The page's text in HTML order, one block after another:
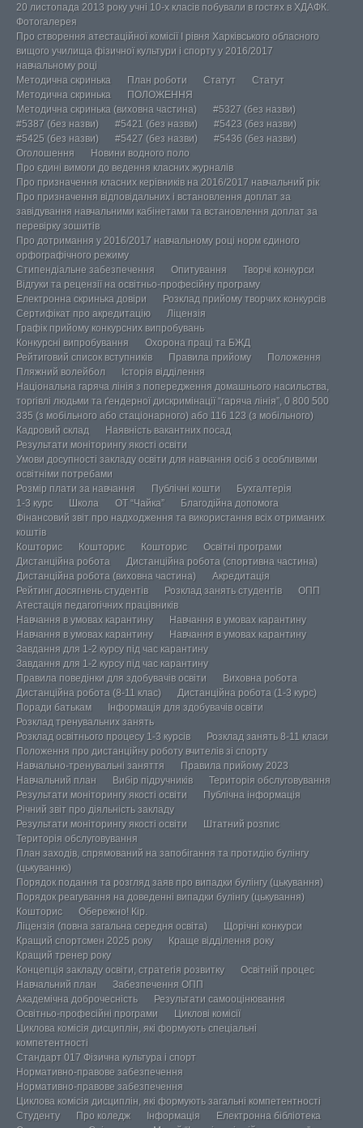
20 листопада 2013 року учні 10-х класів побували в гостях в ХДАФК.
Фотогалерея
Про створення атестаційної комісії І рівня Харківського обласного
вищого училища фізичної культури і спорту у 2016/2017
навчальному році
Методична скринька
План роботи Статут
Статут
Методична скринька
ПОЛОЖЕННЯ
Методична скринька (виховна частина)
#5327 (без назви)
#5387 (без назви)
#5421 (без назви)
#5423 (без назви)
#5425 (без назви)
#5427 (без назви)
#5436 (без назви)
Оголошення
Новини водного поло
Про єдині вимоги до ведення класних журналів
Про призначення класних керівників на 2016/2017 навчальний рік
Про призначення відповідальних і встановлення доплат за
завідування навчальними кабінетами та встановлення доплат за
перевірку зошитів
Про дотримання у 2016/2017 навчальному році норм єдиного
орфографічного режиму
Стипендіальне забезпечення
Опитування
Творчі конкурси
Відгуки та рецензії на освітньо-професійну програму
Електронна скринька довіри
Розклад прийому творчих конкурсів
Сертифікат про акредитацію
Ліцензія
Графік прийому конкурсних випробувань
Конкурсні випробування
Охорона праці та БЖД
Рейтиговий список вступників
Правила прийому
Положення
Пляжний волейбол
Історія відділення
Національна гаряча лінія з попередження домашнього насильства,
торгівлі людьми та ґендерної дискримінації “гаряча лінія”, 0 800 500
335 (з мобільного або стаціонарного) або 116 123 (з мобільного)
Кадровий склад
Наявність вакантних посад
Результати моніторингу якості освіти
Умови досупності закладу освіти для навчання осіб з особливими
освітніми потребами
Розмір плати за навчання
Публічні кошти
Бухгалтерія
1-3 курс
Школа ОТ “Чайка”
Благодійна допомога
Фінансовий звіт про надходження та використання всіх отриманих
коштів
Кошторис
Кошторис Кошторис
Освітні програми
Дистанційна робота
Дистанційна робота (спортивна частина)
Дистанційна робота (виховна частина)
Акредитація
Рейтинг досягнень студентів
Розклад занять студентів
ОПП
Атестація педагогічних працівників
Навчання в умовах карантину
Навчання в умовах карантину
Навчання в умовах карантину
Навчання в умовах карантину
Завдання для 1-2 курсу під час карантину
Завдання для 1-2 курсу під час карантину
Правила поведінки для здобувачів освіти
Виховна робота
Дистанційна робота (8-11 клас)
Дистанційна робота (1-3 курс)
Поради батькам
Інформація для здобувачів освіти
Розклад тренувальних занять
Розклад освітнього процесу 1-3 курсів
Розклад занять 8-11 класи
Положення про дистанційну роботу вчителів зі спорту
Навчально-тренувальні заняття
Правила прийому 2023
Навчальний план
Вибір підручників
Територія обслуговування
Результати моніторингу якості освіти
Публічна інформація
Річний звіт про діяльність закладу
Результати моніторингу якості освіти
Штатний розпис
Територія обслуговування
План заходів, спрямований на запобігання та протидію булінгу
(цькуванню)
Порядок подання та розгляд заяв про випадки булінгу (цькування)
Порядок реагування на доведенні випадки булінгу (цькування)
Кошторис
Обережно! Кір.
Ліцензія (повна загальна середня освіта)
Щорічні конкурси
Кращий спортсмен 2025 року
Краще відділення року
Кращий тренер року
Концепція закладу освіти, стратегія розвитку
Освітній процес
Навчальний план
Забезпечення ОПП
Академічна доброчесність
Результати самооцінювання
Освітньо-професійні програми
Циклові комісії
Циклова комісія дисциплін, які формують спеціальні
компетентності
Стандарт 017 Фізична культура і спорт
Нормативно-правове забезпечення
Нормативно-правове забезпечення
Циклова комісія дисциплін, які формують загальні компетентності
Студенту
Про коледж Інформація
Електронна бібліотека